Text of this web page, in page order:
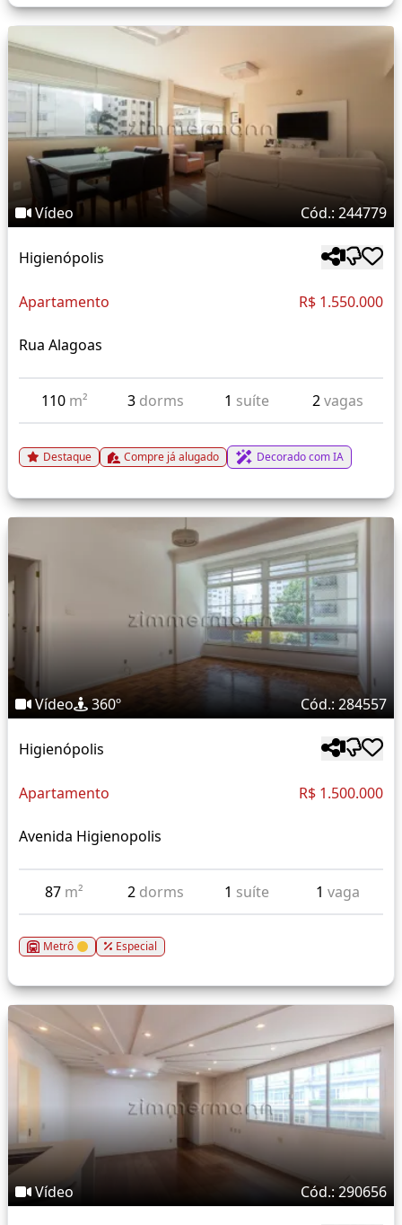
Vídeo Cód.: 244779
Higienópolis
Apartamento R$ 1.550.000
Rua Alagoas
110 m² 3 dorms 1 suíte 2vagas
Destaque Compre já alugado Decorado com IA
Vídeo 360º Cód.: 284557
Higienópolis
Apartamento R$ 1.500.000
Avenida Higienopolis
87 m² 2 dorms 1 suíte 1 vaga
Metrô Especial
Vídeo Cód.: 290656